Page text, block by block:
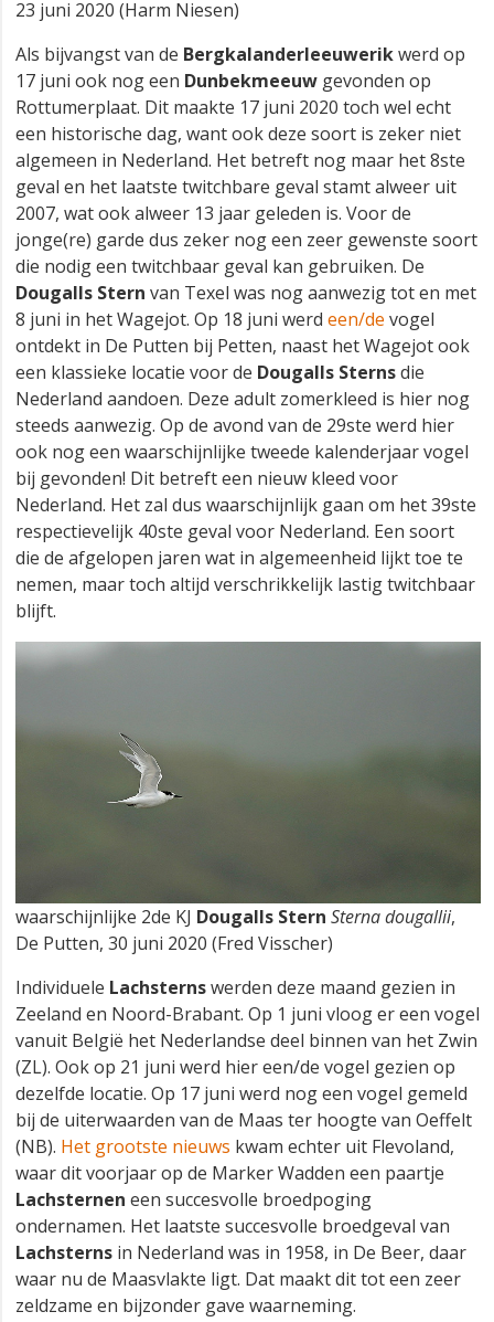
23 juni 2020 (Harm Niesen)
Als bijvangst van de Bergkalanderleeuwerikwerd op
17 juni ook nog een Dunbekmeeuw gevonden op
Rottumerplaat. Dit maakte 17 juni 2020 toch wel echt
een historische dag, want ook deze soort is zeker niet
algemeen in Nederland. Het betreft nog maar het 8ste
geval en het laatste twitchbare geval stamt alweer uit
2007, wat ook alweer 13 jaar geleden is. Voor de
jonge(re) garde dus zeker nog een zeer gewenste soort
die nodig een twitchbaar geval kan gebruiken. De
Dougalls Stern van Texel was nog aanwezig tot en met
8 juni in het Wagejot. Op 18 juni werd een/de vogel
ontdekt in De Putten bij Petten, naast het Wagejot ook
een klassieke locatie voor de Dougalls Sternsdie
Nederland aandoen. Deze adult zomerkleed is hier nog
steeds aanwezig. Op de avond van de 29ste werd hier
ook nog een waarschijnlijke tweede kalenderjaar vogel
bij gevonden! Dit betreft een nieuw kleed voor
Nederland. Het zal dus waarschijnlijk gaan om het 39ste
respectievelijk 40ste geval voor Nederland. Een soort
die de afgelopen jaren wat in algemeenheid lijkt toe te
nemen, maar toch altijd verschrikkelijk lastig twitchbaar
blijft.
waarschijnlijke 2de KJ Dougalls Stern Sterna dougallii,
De Putten, 30 juni 2020 (Fred Visscher)
Individuele Lachsternswerden deze maand gezien in
Zeeland en Noord-Brabant. Op 1 juni vloog er een vogel
vanuit België het Nederlandse deel binnen van het Zwin
(ZL). Ook op 21 juni werd hier een/de vogel gezien op
dezelfde locatie. Op 17 juni werd nog een vogel gemeld
bij de uiterwaarden van de Maas ter hoogte van Oeffelt
(NB). Het grootste nieuws kwam echter uit Flevoland,
waar dit voorjaar op de Marker Wadden een paartje
Lachsternen een succesvolle broedpoging
ondernamen. Het laatste succesvolle broedgeval van
Lachsterns in Nederland was in 1958, in De Beer, daar
waar nu de Maasvlakte ligt. Dat maakt dit tot een zeer
zeldzame en bijzonder gave waarneming.